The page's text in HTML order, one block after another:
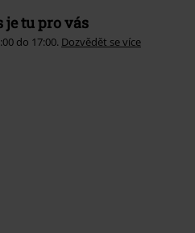
je tu pro vás
do 17:00. Dozvědět se více